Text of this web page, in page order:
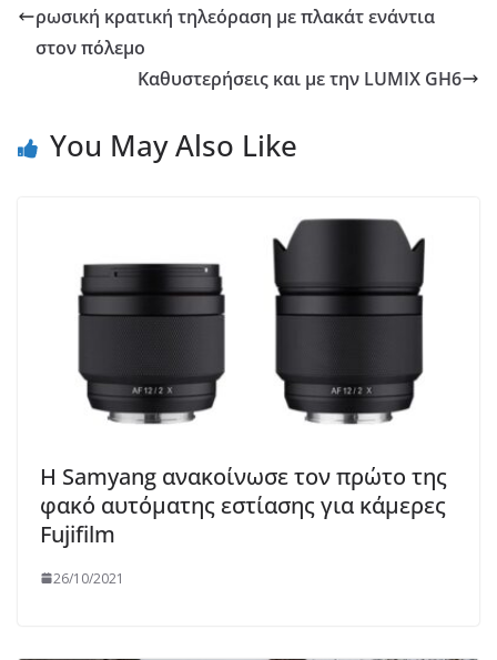
ρωσική κρατική τηλεόραση με πλακάτ ενάντια
στον πόλεμο
Καθυστερήσεις και με την LUMIX GH6
You May Also Like
Η Samyang ανακοίνωσε τον πρώτο της
φακό αυτόματης εστίασης για κάμερες
Fujifilm
26/10/2021